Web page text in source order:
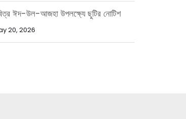
ঈদ-উল-আজহা উপলক্ষ্যে ছুটির নোটিশ